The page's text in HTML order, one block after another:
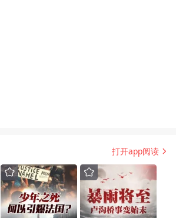
打开app阅读